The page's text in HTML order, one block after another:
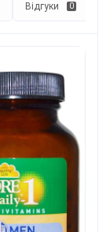
Відгуки 0